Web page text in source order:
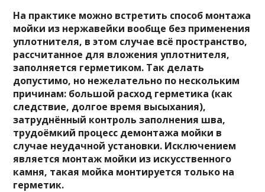
На практике можно встретить способ монтажа
мойки из нержавейки вообще без применения
уплотнителя, в этом случае всё пространство,
рассчитанное для вложения уплотнителя,
заполняется герметиком. Так делать
допустимо, но нежелательно по нескольким
причинам: большой расход герметика (как
следствие, долгое время высыхания),
затруднённый контроль заполнения шва,
трудоёмкий процесс демонтажа мойки в
случае неудачной установки. Исключением
является монтаж мойки из искусственного
камня, такая мойка монтируется только на
герметик.